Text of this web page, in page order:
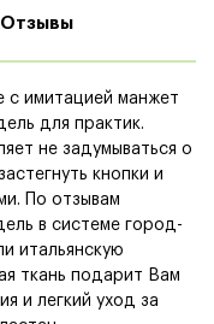
Отзывы
с имитацией манжет
для практик.
не задумываться о
кнопки и
По отзывам
в системе город-
итальянскую
ткань подарит Вам
и легкий уход за